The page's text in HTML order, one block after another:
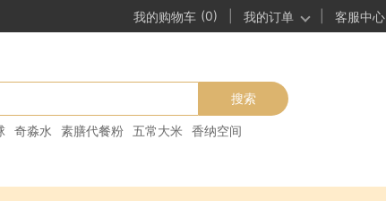
我的购物车 (0) 我的订单 客服中心
搜索
奇淼水 素膳代餐粉 五常大米
香纳空间